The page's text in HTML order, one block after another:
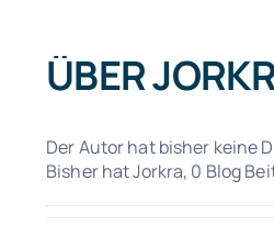
ÜBER
Der Autor hat bisher keine
Bisher hat Jorkra, 0 Blog